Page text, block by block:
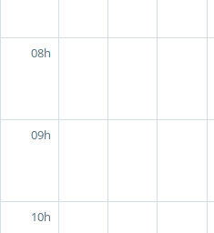
08h
09h
10h